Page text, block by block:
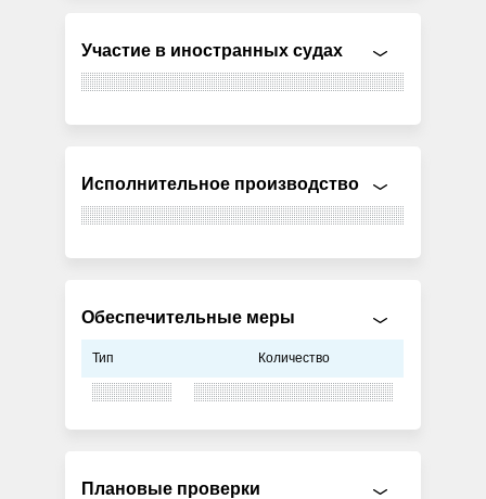
Участие в иностранных судах
Исполнительное производство
Обеспечительные меры
Тип Количество
Плановые проверки